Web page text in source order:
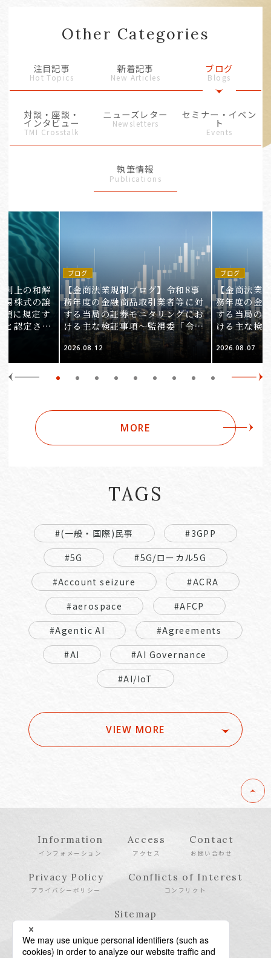
Other Categories
注目記事
Hot Topics
新着記事
New Articles
ブログ
Blogs
対談・座談・
インタビュー
TMI Crosstalk
ニューズレター
Newsletters
セミナー・イベン
ト
Events
執筆情報
Publications
判上の和解
場株式の譲
に規定す
と認定され
ブログ
【金商法業規制ブログ】令和8事
務年度の金融商品取引業者等に対
する当局の証券モニタリングにお
ける主な検証事項～監視委「令和
8事務年度 証券モニタリング基本
方針」の解説～（第2回）
2026.08.12
ブログ
【金商法業
務年度の金
する当局の
ける主な検
8事務年度
方針」の解
2026.08.07
MORE
TAGS
#(一般・国際)民事
#3GPP
#5G
#5G/ローカル5G
#Account seizure
#ACRA
#aerospace
#AFCP
#Agentic AI
#Agreements
#AI
#AI Governance
#AI/IoT
VIEW MORE
Information
インフォメーション
Access
アクセス
Contact
お問い合わせ
Privacy Policy
プライバシーポリシー
Conflicts of Interest
コンフリクト
Sitemap